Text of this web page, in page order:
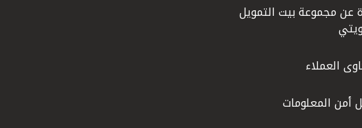
عن مجموعة بيت التمويل
العملاء
أمن المعلومات